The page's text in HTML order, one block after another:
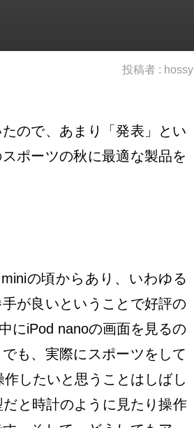
投稿者 : hossy
ので、あまり「発表」とい
ポーツの秋に最適な製品を
の頃からあり、いわゆる
が良いということで好評の
にiPod nanoの画面を見るの
も、実際にスポーツをして
したいと思うことはしばし
と時計のように見たり操作